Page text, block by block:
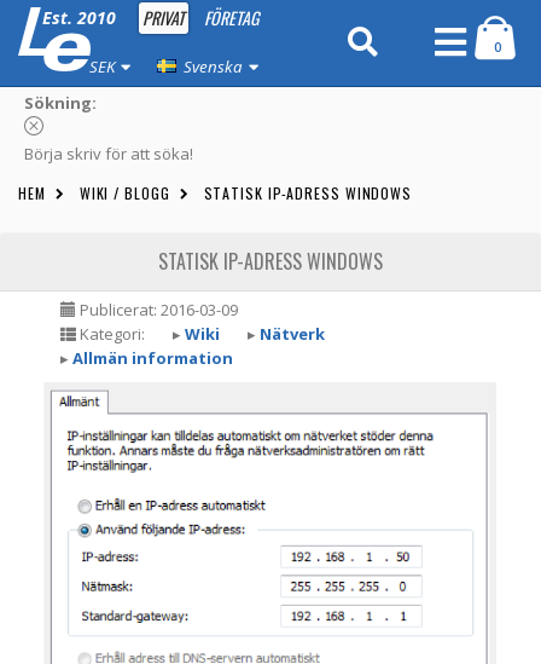
Est. 2010 PRIVAT FÖRETAG
SEK Svenska
0
Sökning:
Börja skriv för att söka!
HEM WIKI / BLOGG STATISK IP-ADRESS WINDOWS
STATISK IP-ADRESS WINDOWS
Publicerat: 2016-03-09
Kategori:
▸ Wiki ▸ Nätverk
▸ Allmän information